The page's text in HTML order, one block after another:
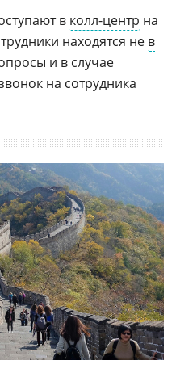
в колл-центр на
находятся не в
и в случае
на сотрудника